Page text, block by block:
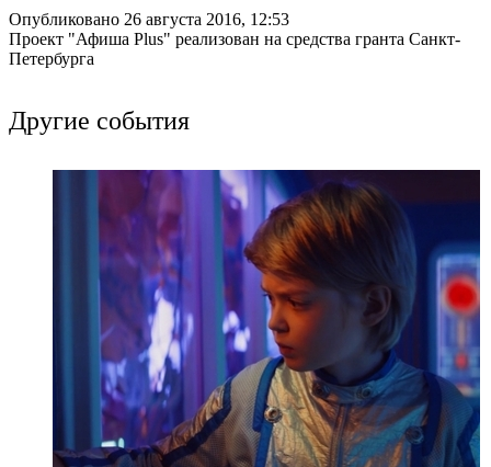
Опубликовано 26 августа 2016, 12:53
Проект "Афиша Plus" реализован на средства гранта Санкт-
Петербурга
Другие события